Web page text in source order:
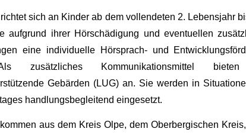
sich an Kinder ab dem vollendeten 2. Lebensjahr
aufgrund ihrer Hörschädigung und eventuellen
eine individuelle Hörsprach- und
zusätzliches Kommunikationsmittel
Gebärden (LUG) an. Sie werden in
handlungsbegleitend eingesetzt.
aus dem Kreis Olpe, dem Oberbergischen